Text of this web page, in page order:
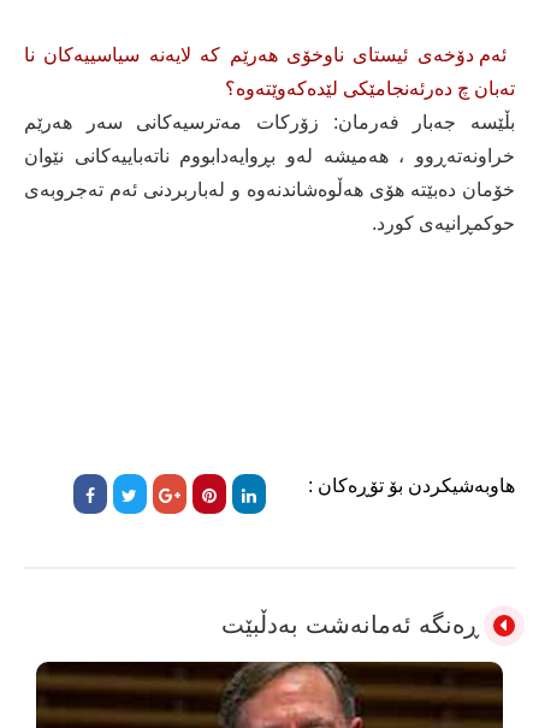
ئەم دۆخەی ئیستای ناوخۆی هەرێم كە لایەنە سیاسییەكان نا
تەبان چ دەرئەنجامێكی لێدەكەوێتەوە؟
بڵێسە جەبار فەرمان: زۆركات مەترسیەكانی سەر هەرێم
خراونەتەڕوو ، هەمیشە لەو بڕوایەدابووم ناتەباییەكانی نێوان
خۆمان دەبێتە هۆی هەڵوەشاندنەوە و لەباربردنی ئەم تەجروبەی
حوکمڕانیەی كورد.
هاوبەشیکردن بۆ تۆڕەکان :
ڕەنگە ئەمانەشت بەدڵبێت